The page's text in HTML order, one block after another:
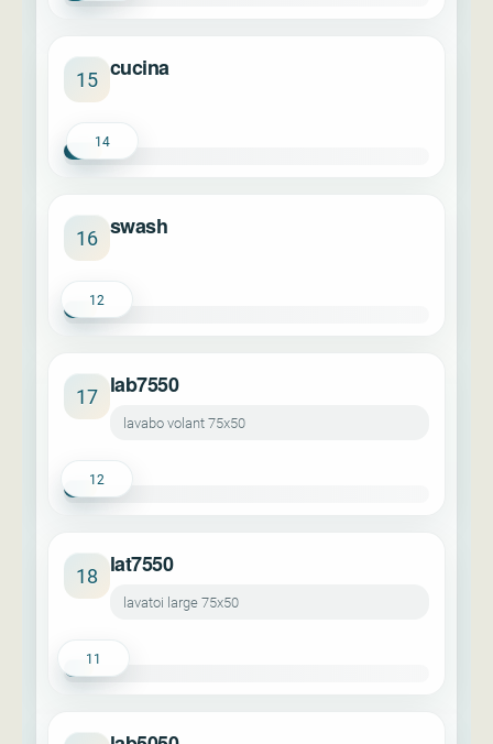
15 cucina
14
16 swash
12
17 lab7550
lavabo volant 75x50
12
18 lat7550
lavatoi large 75x50
11